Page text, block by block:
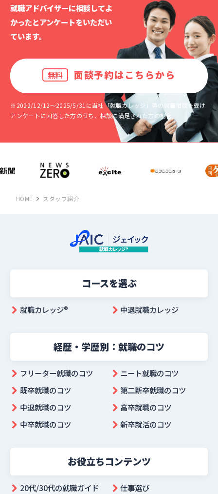
就職アドバイザーに相談してよ
かったとアンケートをいただい
ています。
無料 面談予約はこちらから
※2022/12/12～2025/5/31に当社「就職カレッジ」等の就職相談を受け
アンケートに回答した方のうち、相談に満足された方の割合
HOME スタッフ紹介
コースを選ぶ
就職カレッジ®︎ 中退就職カレッジ
経歴・学歴別：就職のコツ
フリーター就職のコツ
ニート就職のコツ
既卒就職のコツ
第二新卒就職のコツ
中退就職のコツ
高卒就職のコツ
中卒就職のコツ
新卒就活のコツ
お役立ちコンテンツ
20代/30代の就職ガイド
仕事選び